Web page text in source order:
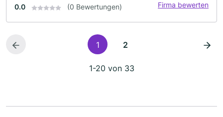
0.0 (0 Bewertungen) Firma bewerten
1 2
1-20 von 33